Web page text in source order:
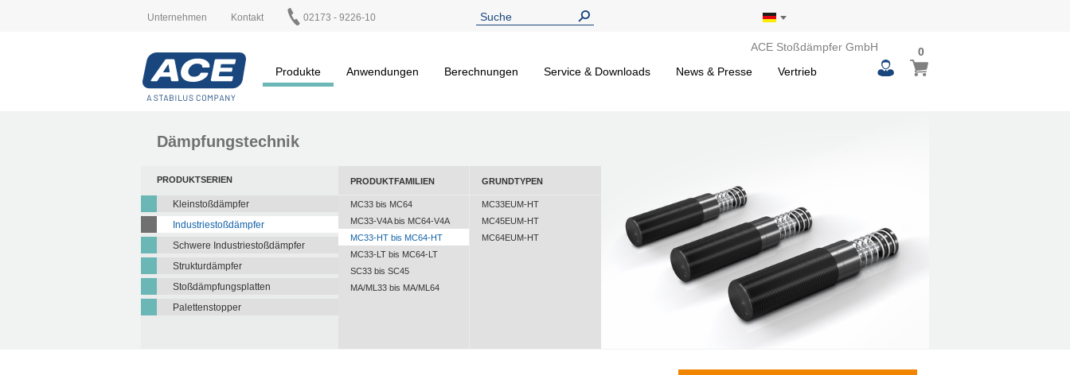
Unternehmen Kontakt 02173 - 9226-10
ACE Stoßdämpfer GmbH
Produkte
Anwendungen Berechnungen Service & Downloads News & Presse Vertrieb
0
Dämpfungstechnik
PRODUKTSERIEN
Kleinstoßdämpfer
Industriestoßdämpfer
Schwere Industriestoßdämpfer
Strukturdämpfer
Stoßdämpfungsplatten
Palettenstopper
PRODUKTFAMILIEN
MC33 bis MC64
MC33-V4A bis MC64-V4A
MC33-HT bis MC64-HT
MC33-LT bis MC64-LT
SC33 bis SC45
MA/ML33 bis MA/ML64
GRUNDTYPEN
MC33EUM-HT
MC45EUM-HT
MC64EUM-HT